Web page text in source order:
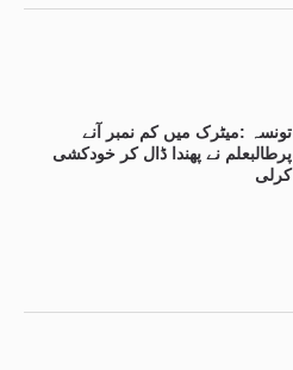
تونسہ :میٹرک میں کم نمبر آنے
پرطالبعلم نے پھندا ڈال کر خودکشی
کرلی